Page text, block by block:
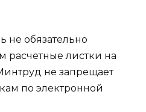
не обязательно
расчетные листки на
не запрещает
по электронной